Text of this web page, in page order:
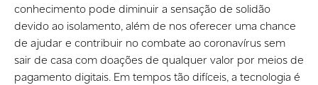
conhecimento pode diminuir a sensação de solidão
devido ao isolamento, além de nos oferecer uma chance
de ajudar e contribuir no combate ao coronavírus sem
sair de casa com doações de qualquer valor por meios de
pagamento digitais. Em tempos tão difíceis, a tecnologia é